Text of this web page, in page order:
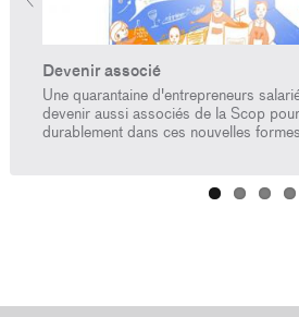
Devenir associé
Une quarantaine d'entrepreneurs
devenir aussi associés de la Scop
durablement dans ces nouvelles